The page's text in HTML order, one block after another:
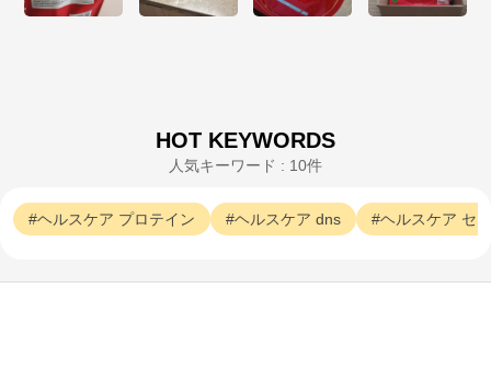
HOT KEYWORDS
人気キーワード : 10件
ヘルスケア プロテイン ヘルスケア dns ヘルスケア セ
DNS公式オンラインショップ
公式ECサイト